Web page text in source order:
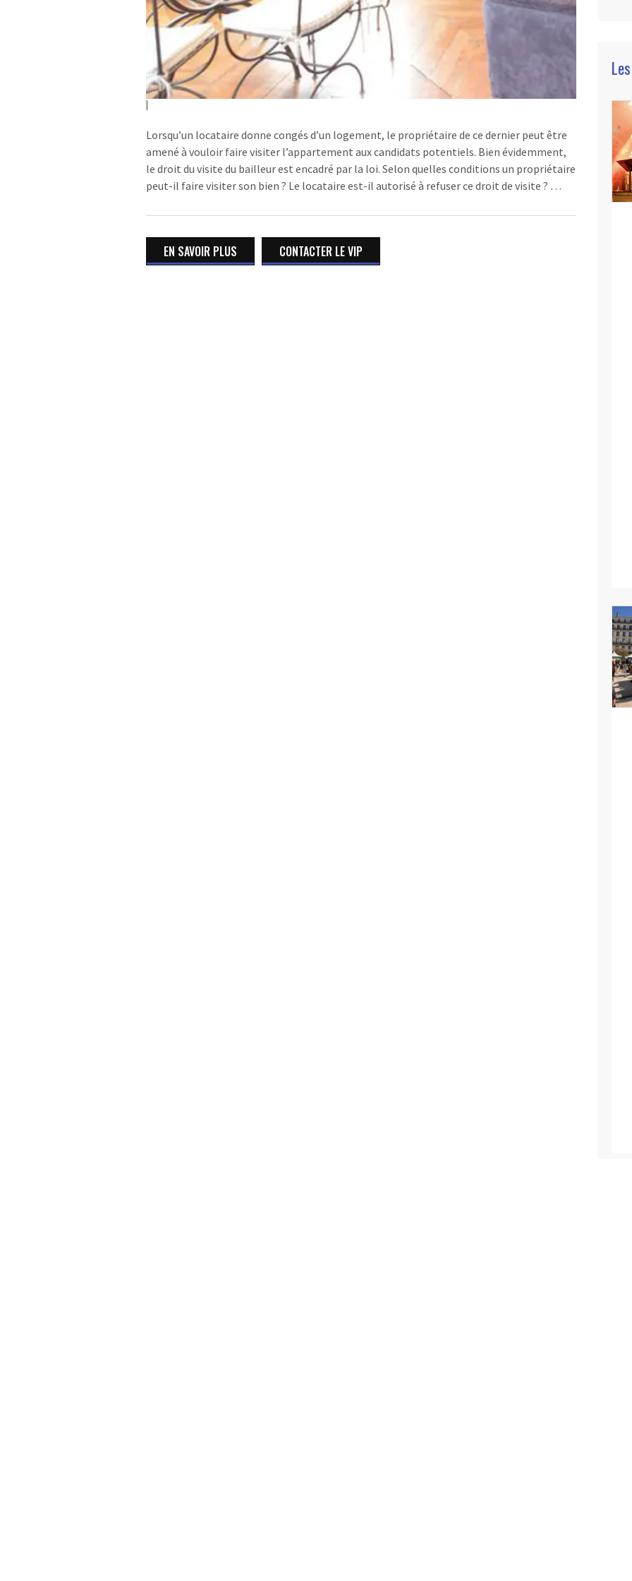
Lorsqu’un locataire donne congés d’un logement, le propriétaire de ce dernier peut être
amené à vouloir faire visiter l’appartement aux candidats potentiels. Bien évidemment,
le droit du visite du bailleur est encadré par la loi. Selon quelles conditions un propriétaire
peut-il faire visiter son bien ? Le locataire est-il autorisé à refuser ce droit de visite ? …
EN SAVOIR PLUS CONTACTER LE VIP